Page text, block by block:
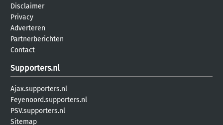
Disclaimer
Privacy
Adverteren
Partnerberichten
Contact
Supporters.nl
Ajax.supporters.nl
Feyenoord.supporters.nl
PSV.supporters.nl
Sitemap